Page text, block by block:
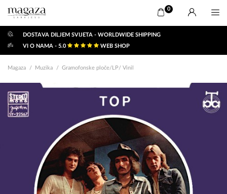
0
DOSTAVA DILJEM SVIJETA - WORLDWIDE SHIPPING
VI O NAMA - 5.0
WEB SHOP
Magaza Muzika Gramofonske ploče/LP/ Vinil